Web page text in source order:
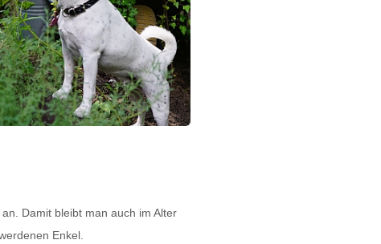
Damit bleibt man auch im Alter
Enkel.